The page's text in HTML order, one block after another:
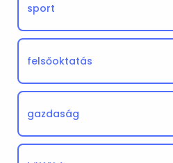
sport
felsőoktatás
gazdaság